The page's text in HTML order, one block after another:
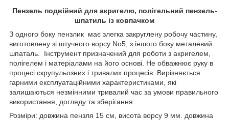
Пензель подвійний для акригелю, полігельний пензель-
шпатиль із ковпачком
З одного боку пензлик має злегка закруглену робочу частину,
виготовлену зі штучного ворсу No5, з іншого боку металевий
шпаталь. Інструмент призначений для роботи з акригелем,
полігелем і матеріалами на його основі. Не обважнює руку в
процесі скрупульозних і тривалих процесів. Вирізняється
гарними експлуатаційними характеристиками, які
залишаються незмінними тривалий час за умови правильного
використання, догляду та зберігання.
Розміри: довжина пензля 15 см, висота ворсу 9 мм. довжина